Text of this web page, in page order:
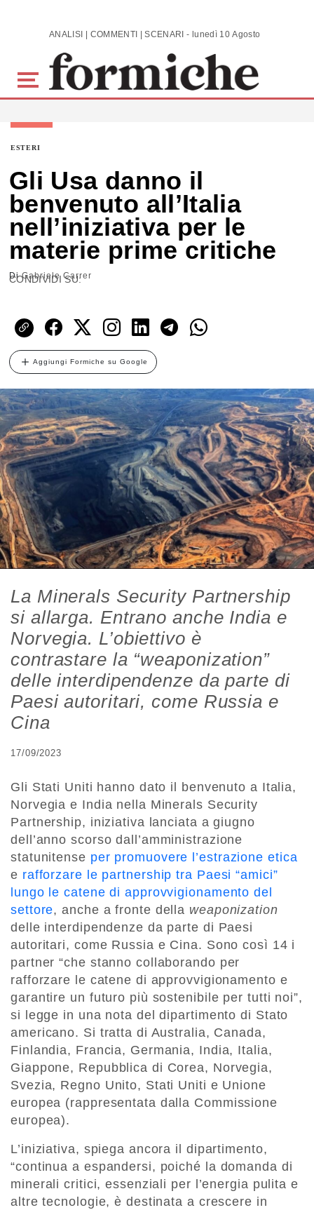
Skip to main content ANALISI | COMMENTI | SCENARI - lunedì 10 Agosto 2026
ESTERI
Gli Usa danno il
benvenuto all’Italia
nell’iniziativa per le
materie prime critiche
DiGabriele Carrer
CONDIVIDI SU:
Aggiungi Formiche su Google
La Minerals Security Partnership
si allarga. Entrano anche India e
Norvegia. L’obiettivo è
contrastare la “weaponization”
delle interdipendenze da parte di
Paesi autoritari, come Russia e
Cina
17/09/2023
Gli Stati Uniti hanno dato il benvenuto a Italia,
Norvegia e India nella Minerals Security
Partnership, iniziativa lanciata a giugno
dell’anno scorso dall’amministrazione
statunitense per promuovere l’estrazione etica
e rafforzare le partnership tra Paesi “amici”
lungo le catene di approvvigionamento del
settore, anche a fronte della weaponization
delle interdipendenze da parte di Paesi
autoritari, come Russia e Cina. Sono così 14 i
partner “che stanno collaborando per
rafforzare le catene di approvvigionamento e
garantire un futuro più sostenibile per tutti noi”,
si legge in una nota del dipartimento di Stato
americano. Si tratta di Australia, Canada,
Finlandia, Francia, Germania, India, Italia,
Giappone, Repubblica di Corea, Norvegia,
Svezia, Regno Unito, Stati Uniti e Unione
europea (rappresentata dalla Commissione
europea).
L’iniziativa, spiega ancora il dipartimento,
“continua a espandersi, poiché la domanda di
minerali critici, essenziali per l’energia pulita e
altre tecnologie, è destinata a crescere in